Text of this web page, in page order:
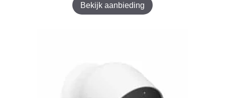
5
Bekijk aanbieding